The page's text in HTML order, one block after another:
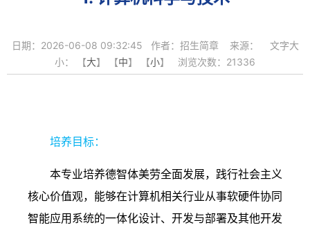
日期：2026-06-08 09:32:45 作者：招生简章 来源： 文字大
小： 【大】 【中】 【小】 浏览次数： 21336
培养目标：
本专业培养德智体美劳全面发展，践行社会主义
核心价值观，能够在计算机相关行业从事软硬件协同
智能应用系统的一体化设计、开发与部署及其他开发